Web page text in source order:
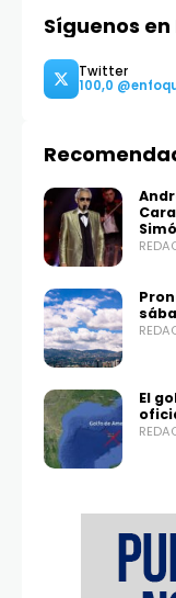
Síguenos en
Twitter
100,0
El